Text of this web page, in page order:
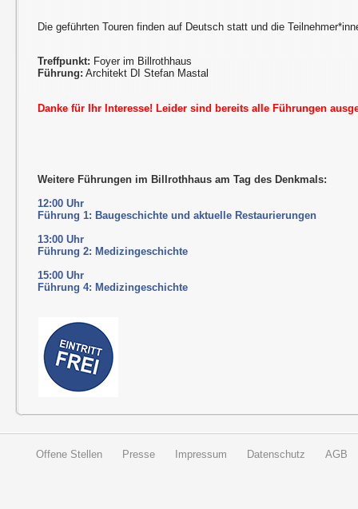
Die geführten Touren finden auf Deutsch statt und die
Treffpunkt: Foyer im Billrothhaus
Führung: Architekt DI Stefan Mastal
Danke für Ihr Interesse! Leider sind bereits alle Führungen
Weitere Führungen im Billrothhaus am Tag des Denkmals:
12:00 Uhr
Führung 1: Baugeschichte und aktuelle Restaurierungen
13:00 Uhr
Führung 2: Medizingeschichte
15:00 Uhr
Führung 4: Medizingeschichte
Offene Stellen Presse Impressum Datenschutz AGB